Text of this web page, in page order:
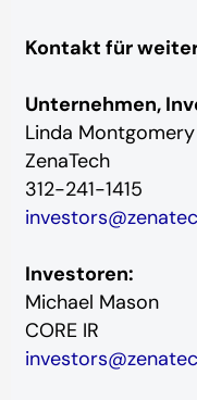
Kontakt für
Unternehmen,
Linda Montgomery
ZenaTech
312-241-1415
Investoren:
Michael Mason
CORE IR